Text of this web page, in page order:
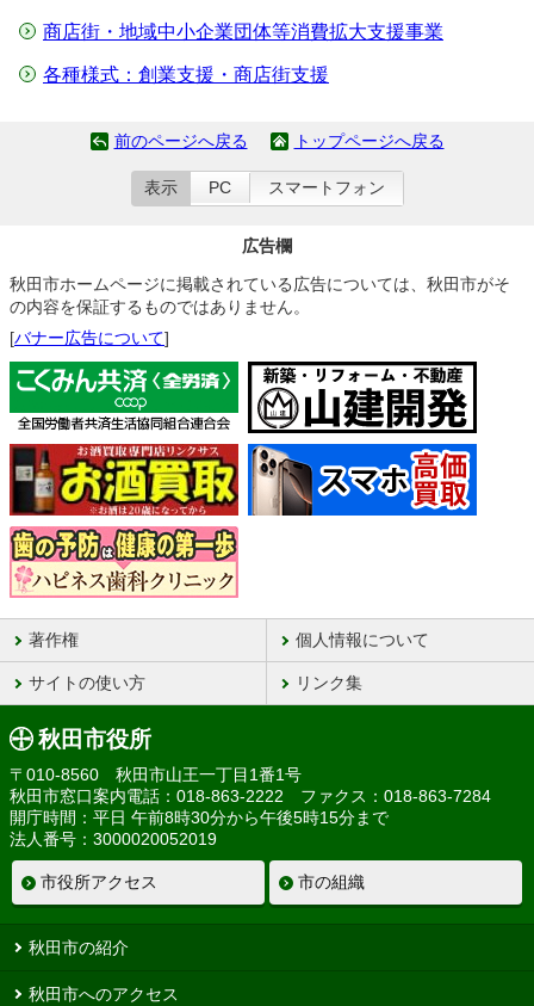
商店街・地域中小企業団体等消費拡大支援事業
各種様式：創業支援・商店街支援
前のページへ戻る トップページへ戻る
表示 PC スマートフォン
広告欄
秋田市ホームページに掲載されている広告については、秋田市がそ
の内容を保証するものではありません。
[バナー広告について]
著作権 個人情報について
サイトの使い方 リンク集
秋田市役所
〒010-8560 秋田市山王一丁目1番1号
秋田市窓口案内電話：018-863-2222 ファクス：018-863-7284
開庁時間：平日 午前8時30分から午後5時15分まで
法人番号：3000020052019
市役所アクセス 市の組織
秋田市の紹介
秋田市へのアクセス